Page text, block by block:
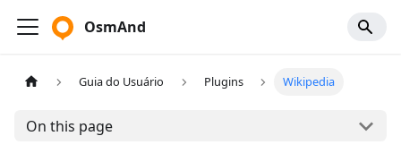
OsmAnd
Guia do Usuário Plugins Wikipedia
On this page